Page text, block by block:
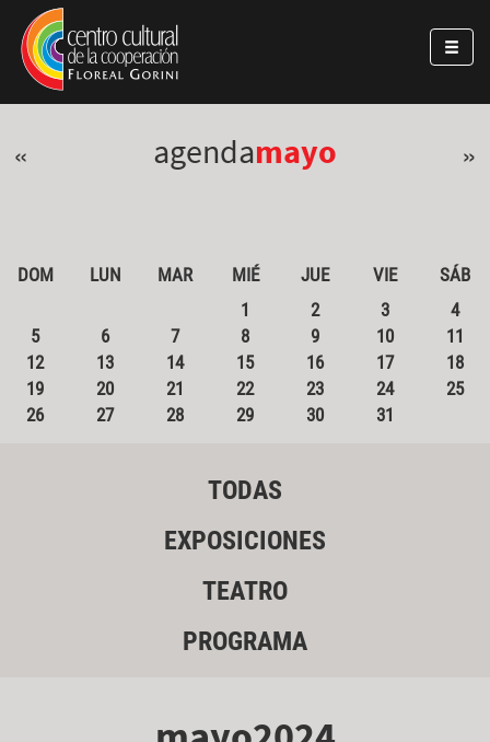
Pasar al contenido principal
Jump to main content
« agendamayo »
DOM LUN MAR MIÉ JUE VIE
SÁB
1
2 3
4
5
6 7 8 9 10
11
12
13 14 15 16 17
18
19
20 21 22 23 24
25
26
27 28 29 30 31
TODAS
EXPOSICIONES
TEATRO
PROGRAMA